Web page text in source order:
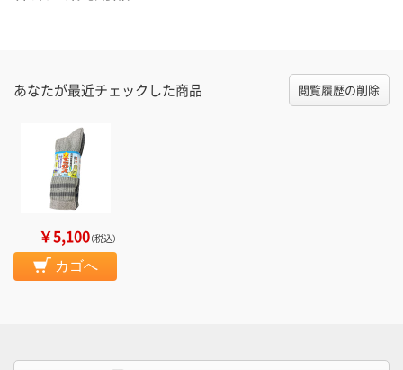
あなたが最近チェックした商品 閲覧履歴の削除
￥5,100（税込）
カゴへ